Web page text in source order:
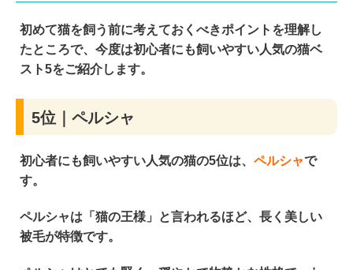
初めて猫を飼う前に考えておくべきポイントを理解し
たところで、今度は初心者にも飼いやすい人気の猫ベ
スト5をご紹介します。
5位｜ペルシャ
初心者にも飼いやすい人気の猫の5位は、 ペルシャで
す。
ペルシャは「猫の王様」と言われるほど、 長く美しい
被毛が特徴です。